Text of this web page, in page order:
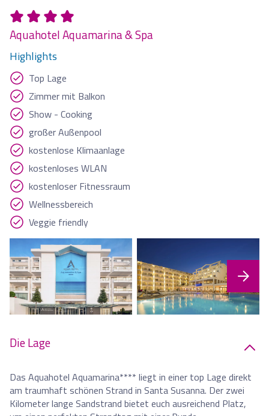
Aquahotel Aquamarina & Spa
Highlights
Top Lage
Zimmer mit Balkon
Show - Cooking
großer Außenpool
kostenlose Klimaanlage
kostenloses WLAN
kostenloser Fitnessraum
Wellnessbereich
Veggie friendly
Die Lage
Das Aquahotel Aquamarina**** liegt in einer top Lage direkt
am traumhaft schönen Strand in Santa Susanna. Der zwei
Kilometer lange Sandstrand bietet euch ausreichend Platz,